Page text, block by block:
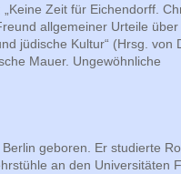
Zeit für Eichendorff.
allgemeiner Urteile über
jüdische Kultur“ (Hrsg. von
Mauer. Ungewöhnliche
geboren. Er studierte
an den Universitäten